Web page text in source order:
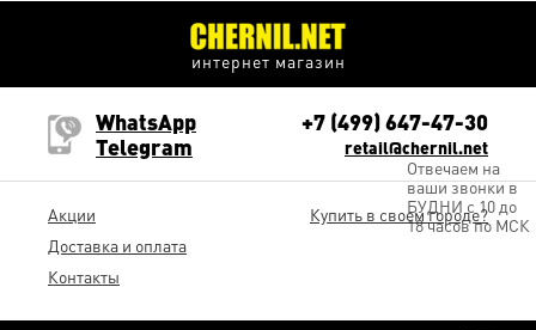
интернет магазин
Акции
Доставка и оплата
Контакты
WhatsApp
Telegram
retail@chernil.net
+7 (499) 647-47-30
Отвечаем на
ваши звонки в
БУДНИ с 10 до
18 часов по МСК
Купить в своем городе?